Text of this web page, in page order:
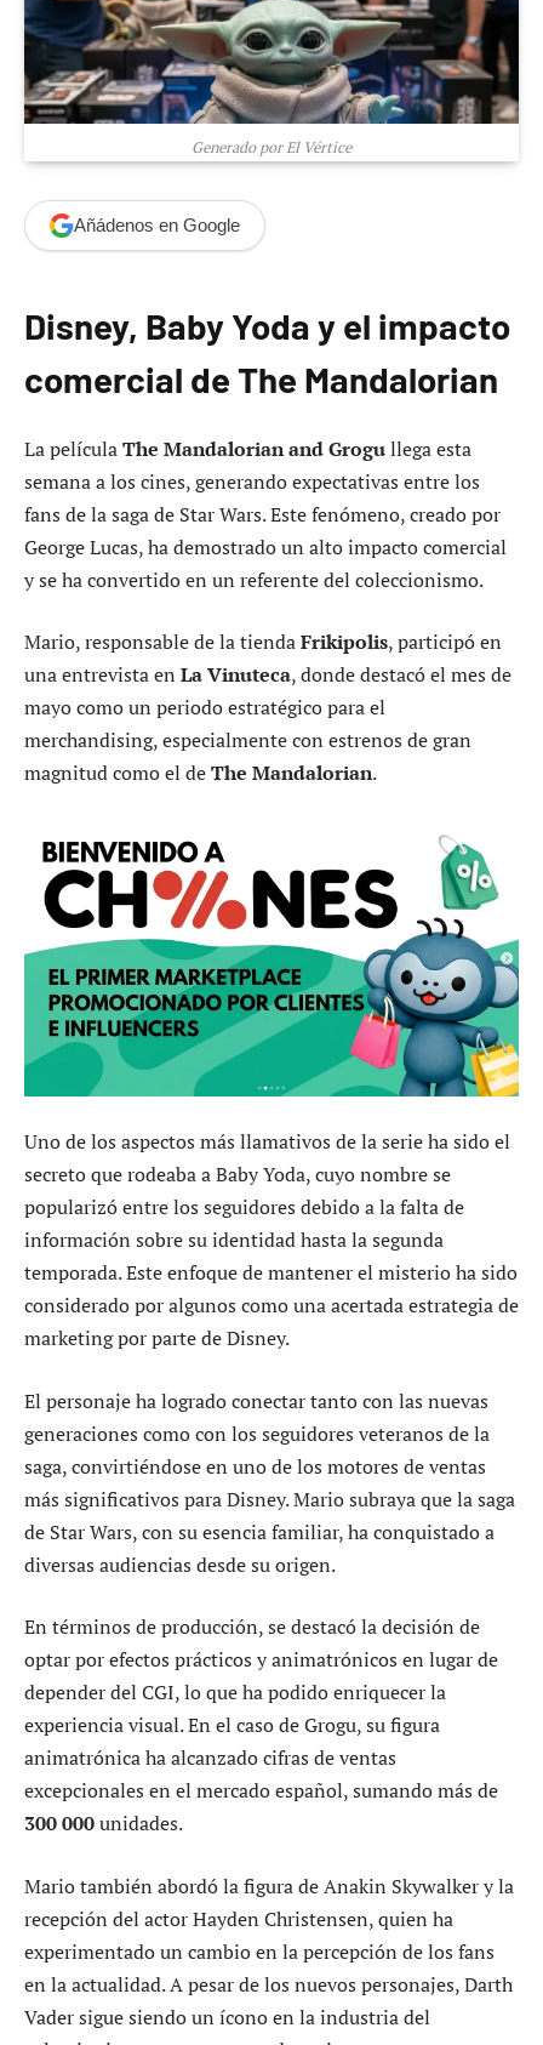
Generado por El Vértice
Añádenos en Google
Disney, Baby Yoda y el impacto
comercial de The Mandalorian
La películaThe Mandalorian and Grogullega esta
semana a los cines, generando expectativas entre los
fans de la saga de Star Wars. Este fenómeno, creado por
George Lucas, ha demostrado un alto impacto comercial
y se ha convertido en un referente del coleccionismo.
Mario, responsable de la tiendaFrikipolis, participó en
una entrevista en La Vinuteca, donde destacó el mes de
mayo como un periodo estratégico para el
merchandising, especialmente con estrenos de gran
magnitud como el deThe Mandalorian.
Uno de los aspectos más llamativos de la serie ha sido el
secreto que rodeaba a Baby Yoda, cuyo nombre se
popularizó entre los seguidores debido a la falta de
información sobre su identidad hasta la segunda
temporada. Este enfoque de mantener el misterio ha sido
considerado por algunos como una acertada estrategia de
marketing por parte de Disney.
El personaje ha logrado conectar tanto con las nuevas
generaciones como con los seguidores veteranos de la
saga, convirtiéndose en uno de los motores de ventas
más significativos para Disney. Mario subraya que la saga
de Star Wars, con su esencia familiar, ha conquistado a
diversas audiencias desde su origen.
En términos de producción, se destacó la decisión de
optar por efectos prácticos y animatrónicos en lugar de
depender del CGI, lo que ha podido enriquecer la
experiencia visual. En el caso de Grogu, su figura
animatrónica ha alcanzado cifras de ventas
excepcionales en el mercado español, sumando más de
300 000unidades.
Mario también abordó la figura de Anakin Skywalker y la
recepción del actor Hayden Christensen, quien ha
experimentado un cambio en la percepción de los fans
en la actualidad. A pesar de los nuevos personajes, Darth
Vader sigue siendo un ícono en la industria del